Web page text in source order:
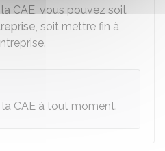
CAE, vous pouvez soit
, soit mettre fin à
CAE à tout moment.